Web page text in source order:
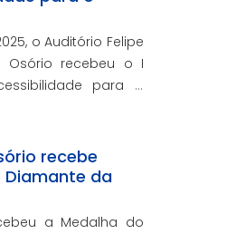
o Auditório Felipe
Osório recebeu o I
para o
recebe
Diamante da
a Medalha do